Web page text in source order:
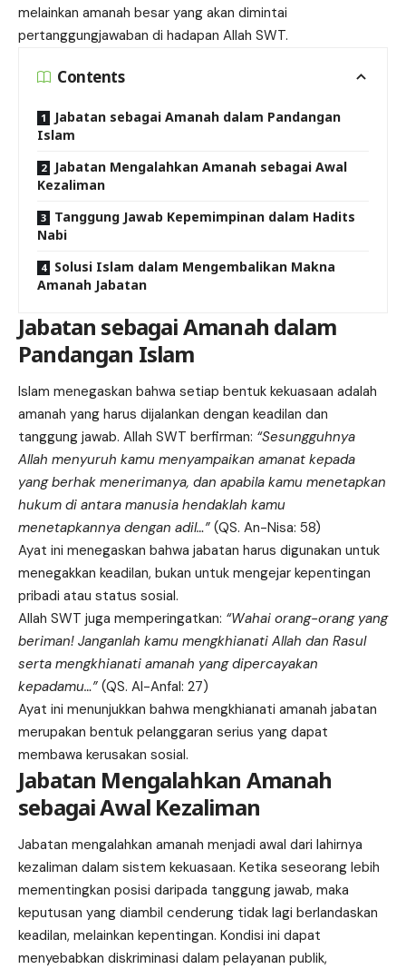
melainkan amanah besar yang akan dimintai
pertanggungjawaban di hadapan Allah SWT.
Contents
Jabatan sebagai Amanah dalam Pandangan
Islam
Jabatan Mengalahkan Amanah sebagai Awal
Kezaliman
Tanggung Jawab Kepemimpinan dalam Hadits
Nabi
Solusi Islam dalam Mengembalikan Makna
Amanah Jabatan
Jabatan sebagai Amanah dalam
Pandangan Islam
Islam menegaskan bahwa setiap bentuk kekuasaan adalah
amanah yang harus dijalankan dengan keadilan dan
tanggung jawab. Allah SWT berfirman: “Sesungguhnya
Allah menyuruh kamu menyampaikan amanat kepada
yang berhak menerimanya, dan apabila kamu menetapkan
hukum di antara manusia hendaklah kamu
menetapkannya dengan adil…” (QS. An-Nisa: 58)
Ayat ini menegaskan bahwa jabatan harus digunakan untuk
menegakkan keadilan, bukan untuk mengejar kepentingan
pribadi atau status sosial.
Allah SWT juga memperingatkan: “Wahai orang-orang yang
beriman! Janganlah kamu mengkhianati Allah dan Rasul
serta mengkhianati amanah yang dipercayakan
kepadamu…” (QS. Al-Anfal: 27)
Ayat ini menunjukkan bahwa mengkhianati amanah jabatan
merupakan bentuk pelanggaran serius yang dapat
membawa kerusakan sosial.
Jabatan Mengalahkan Amanah
sebagai Awal Kezaliman
Jabatan mengalahkan amanah menjadi awal dari lahirnya
kezaliman dalam sistem kekuasaan. Ketika seseorang lebih
mementingkan posisi daripada tanggung jawab, maka
keputusan yang diambil cenderung tidak lagi berlandaskan
keadilan, melainkan kepentingan. Kondisi ini dapat
menyebabkan diskriminasi dalam pelayanan publik,